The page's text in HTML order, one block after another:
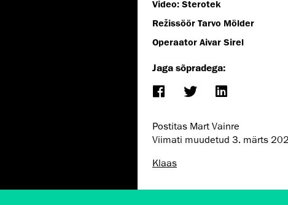
Video: Sterotek
Režissöör Tarvo Mölder
Operaator Aivar Sirel
Jaga sõpradega:
Postitas Mart Vainre
Viimati muudetud 3. märts
Klaas